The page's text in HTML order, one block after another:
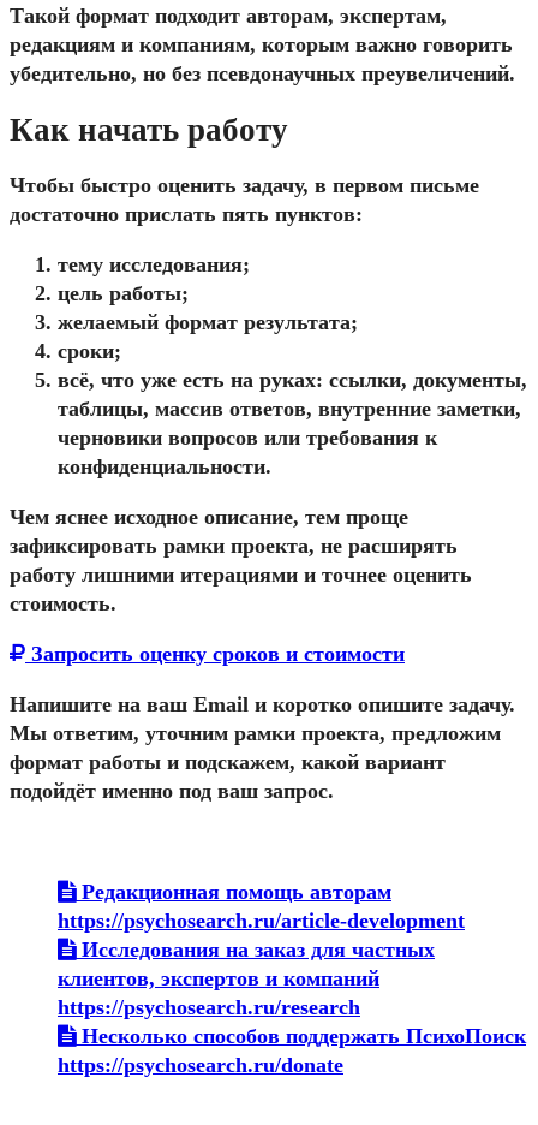
Такой формат подходит авторам, экспертам,
редакциям и компаниям, которым важно говорить
убедительно, но без псевдонаучных преувеличений.
Как начать работу
Чтобы быстро оценить задачу, в первом письме
достаточно прислать пять пунктов:
тему исследования;
цель работы;
желаемый формат результата;
сроки;
всё, что уже есть на руках: ссылки, документы,
таблицы, массив ответов, внутренние заметки,
черновики вопросов или требования к
конфиденциальности.
Чем яснее исходное описание, тем проще
зафиксировать рамки проекта, не расширять
работу лишними итерациями и точнее оценить
стоимость.
Запросить оценку сроков и стоимости
Напишите на ваш Email и коротко опишите задачу.
Мы ответим, уточним рамки проекта, предложим
формат работы и подскажем, какой вариант
подойдёт именно под ваш запрос.
Редакционная помощь авторам
https://psychosearch.ru/article-development
Исследования на заказ для частных
клиентов, экспертов и компаний
https://psychosearch.ru/research
Несколько способов поддержать ПсихоПоиск
https://psychosearch.ru/donate